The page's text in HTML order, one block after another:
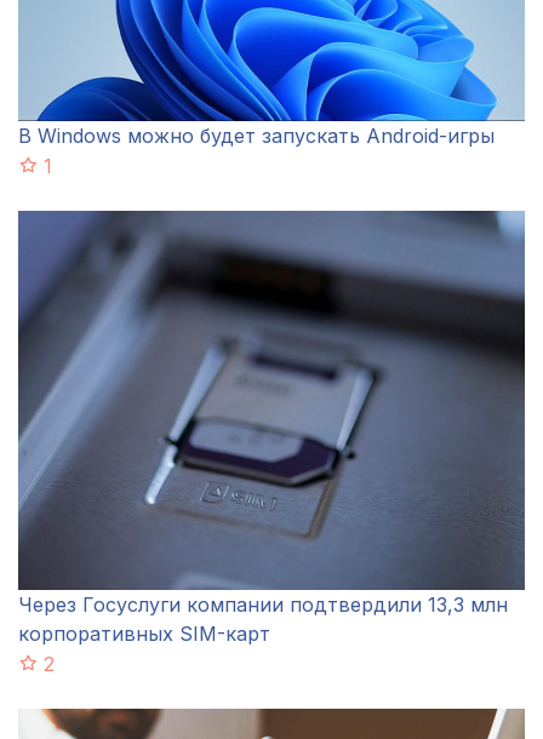
В Windows можно будет запускать Android-игры
1
Через Госуслуги компании подтвердили 13,3 млн
корпоративных SIM-карт
2